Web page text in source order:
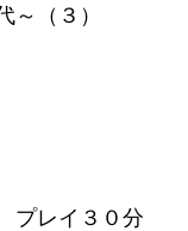
（３）
レイ３０分